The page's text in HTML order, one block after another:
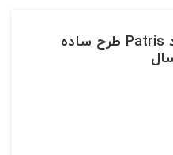
جوراب مچی بچگانه برند Patris طرح ساده